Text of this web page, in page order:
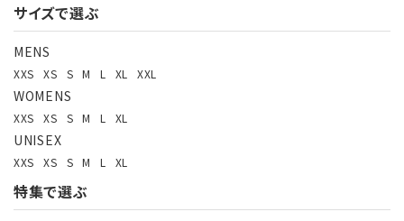
サイズで選ぶ
MENS
XXS XS S M L XL XXL
WOMENS
XXS XS S M L XL
UNISEX
XXS XS S M L XL
特集で選ぶ